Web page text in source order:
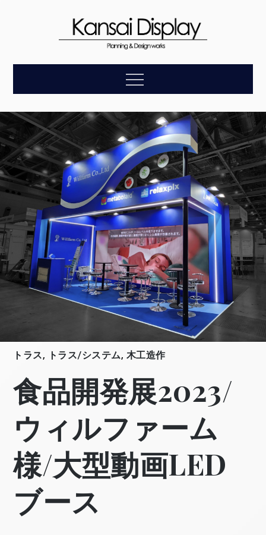
【関西ディスプレ
イ】展示会装飾の
総合プロモーショ
ン
企画・デザイン・設計・施工・アフターケアまで、お客
様の理想をトータルにサポートします。
Menu
トラス, トラス/システム, 木工造作
食品開発展2023/
ウィルファーム
様/大型動画LED
ブース